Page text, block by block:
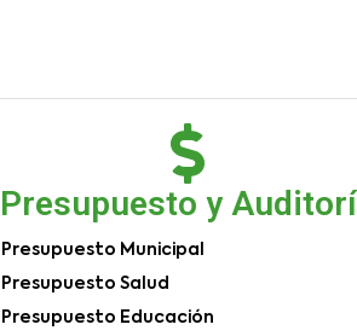
Presupuesto y
Presupuesto Municipal
Presupuesto Salud
Presupuesto Educación